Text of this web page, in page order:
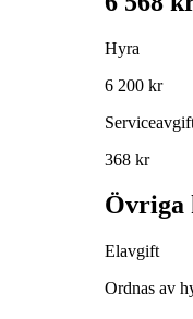
Hyra
6 200 kr
368 kr
Övriga
Elavgift
Ordnas av